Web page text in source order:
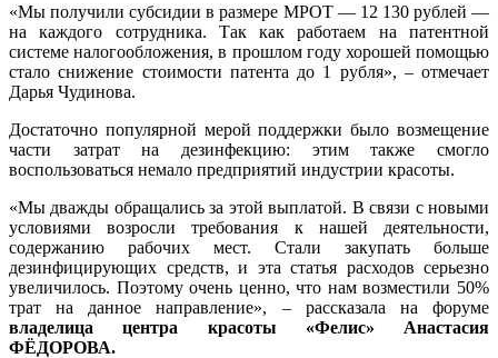
«Мы получили субсидии в размере МРОТ — 12 130 рублей —
на каждого сотрудника. Так как работаем на патентной
системе налогообложения, в прошлом году хорошей помощью
стало снижение стоимости патента до 1 рубля», – отмечает
Дарья Чудинова.
Достаточно популярной мерой поддержки было возмещение
части затрат на дезинфекцию: этим также смогло
воспользоваться немало предприятий индустрии красоты.
«Мы дважды обращались за этой выплатой. В связи с новыми
условиями возросли требования к нашей деятельности,
содержанию рабочих мест. Стали закупать больше
дезинфицирующих средств, и эта статья расходов серьезно
увеличилось. Поэтому очень ценно, что нам возместили 50%
трат на данное направление», – рассказала на форуме
владелица центра красоты «Фелис» Анастасия
ФЁДОРОВА.